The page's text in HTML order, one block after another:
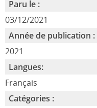
Paru le :
03/12/2021
Année de publication :
2021
Langues:
Français
Catégories :